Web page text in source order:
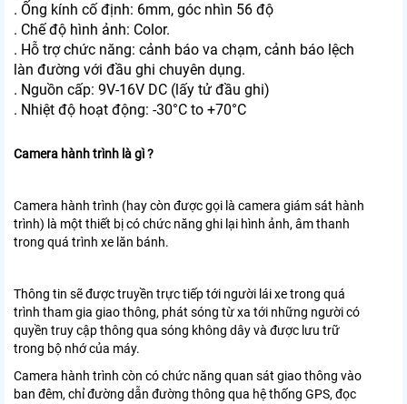
. Ống kính cố định: 6mm, góc nhìn 56 độ
. Chế độ hình ảnh: Color.
. Hỗ trợ chức năng: cảnh báo va chạm, cảnh báo lệch
làn đường với đầu ghi chuyên dụng.
. Nguồn cấp: 9V-16V DC (lấy tử đầu ghi)
. Nhiệt độ hoạt động: -30°C to +70°C
Camera hành trình là gì ?
Camera hành trình (hay còn được gọi là camera giám sát hành
trình) là một thiết bị có chức năng ghi lại hình ảnh, âm thanh
trong quá trình xe lăn bánh.
Thông tin sẽ được truyền trực tiếp tới người lái xe trong quá
trình tham gia giao thông, phát sóng từ xa tới những người có
quyền truy cập thông qua sóng không dây và được lưu trữ
trong bộ nhớ của máy.
Camera hành trình còn có chức năng quan sát giao thông vào
ban đêm, chỉ đường dẫn đường thông qua hệ thống GPS, đọc